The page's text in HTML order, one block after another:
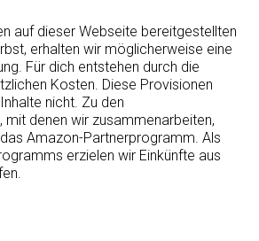
auf dieser Webseite bereitgestellten
erhalten wir möglicherweise eine
Für dich entstehen durch die
Kosten. Diese Provisionen
nicht. Zu den
denen wir zusammenarbeiten,
Amazon-Partnerprogramm. Als
erzielen wir Einkünfte aus